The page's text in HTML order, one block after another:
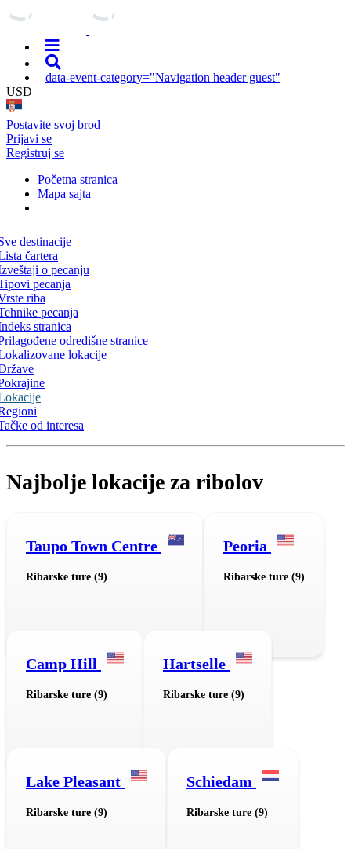
data-event-category="Navigation header guest"
USD
Postavite svoj brod
Prijavi se
Registruj se
Početna stranica
Mapa sajta
destinacije
čartera
o pecanju
pecanja
riba
pecanja
stranica
odredišne stranice
lokacije
od interesa
Najbolje lokacije za ribolov
Taupo Town Centre
Ribarske ture (9)
Peoria
Ribarske ture (9)
Camp Hill
Ribarske ture (9)
Hartselle
Ribarske ture (9)
Lake Pleasant
Ribarske ture (9)
Schiedam
Ribarske ture (9)